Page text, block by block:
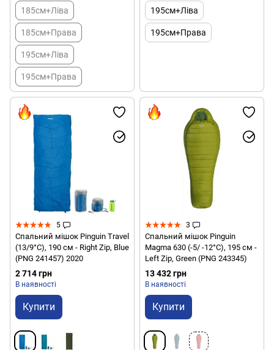
185см+Ліва
185см+Права
195см+Ліва
195см+Права
195см+Ліва
195см+Права
5
Спальний мішок Pinguin Travel
(13/9°C), 190 см - Right Zip, Blue
(PNG 241457) 2020
2 714 грн
В наявності
Купити
3
Спальний мішок Pinguin
Magma 630 (-5/ -12°C), 195 см -
Left Zip, Green (PNG 243345)
13 432 грн
В наявності
Купити